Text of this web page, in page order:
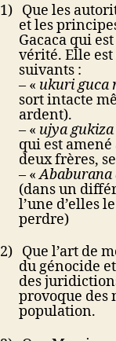
1) Que les
et les
Gacaca qui
vérité. Elle
suivants :
– « ukuri guca
sort intacte
ardent).
– « ujya
qui est
deux frères,
– «Ababurana
(dans un
l’une d’elles
perdre)
2) Que l’art de
du génocide
des
provoque des
population.